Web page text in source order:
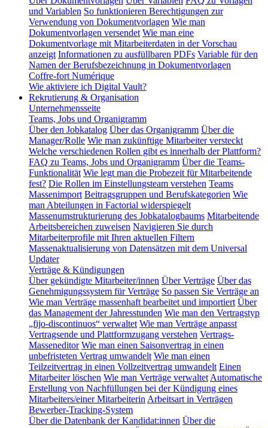
und Variablen So funktionieren Berechtigungen zur
Verwendung von Dokumentvorlagen Wie man
Dokumentvorlagen versendet Wie man eine
Dokumentvorlage mit Mitarbeiterdaten in der Vorschau
anzeigt Informationen zu ausfüllbaren PDFs Variable für den
Namen der Berufsbezeichnung in Dokumentvorlagen
Coffre-fort Numérique
Wie aktiviere ich Digital Vault?
Rekrutierung & Organisation
Unternehmensseite
Teams, Jobs und Organigramm
Über den Jobkatalog Über das Organigramm Über die
Manager/Rolle Wie man zukünftige Mitarbeiter versteckt
Welche verschiedenen Rollen gibt es innerhalb der Plattform?
FAQ zu Teams, Jobs und Organigramm Über die Teams-
Funktionalität Wie legt man die Probezeit für Mitarbeitende
fest? Die Rollen im Einstellungsteam verstehen Teams
Massenimport Beitragsgruppen und Berufskategorien Wie
man Abteilungen in Factorial widerspiegelt
Massenumstrukturierung des Jobkatalogbaums Mitarbeitende
Arbeitsbereichen zuweisen Navigieren Sie durch
Mitarbeiterprofile mit Ihren aktuellen Filtern
Massenaktualisierung von Datensätzen mit dem Universal
Updater
Verträge & Kündigungen
Über gekündigte Mitarbeiter/innen Über Verträge Über das
Genehmigungssystem für Verträge So passen Sie Verträge an
Wie man Verträge massenhaft bearbeitet und importiert Über
das Management der Jahresstunden Wie man den Vertragstyp
„fijo-discontinuos“ verwaltet Wie man Verträge anpasst
Vertragsende und Plattformzugang verstehen Vertrags-
Masseneditor Wie man einen Saisonvertrag in einen
unbefristeten Vertrag umwandelt Wie man einen
Teilzeitvertrag in einen Vollzeitvertrag umwandelt Einen
Mitarbeiter löschen Wie man Verträge verwaltet Automatische
Erstellung von Nachfüllungen bei der Kündigung eines
Mitarbeiters/einer Mitarbeiterin Arbeitsart in Verträgen
Bewerber-Tracking-System
Über die Datenbank der Kandidat:innen Über die